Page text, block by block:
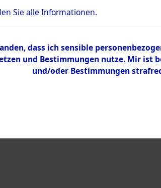
Sie alle Informationen.
dass ich sensible
und Bestimmungen nutze. Mir ist
und/oder Bestimmungen